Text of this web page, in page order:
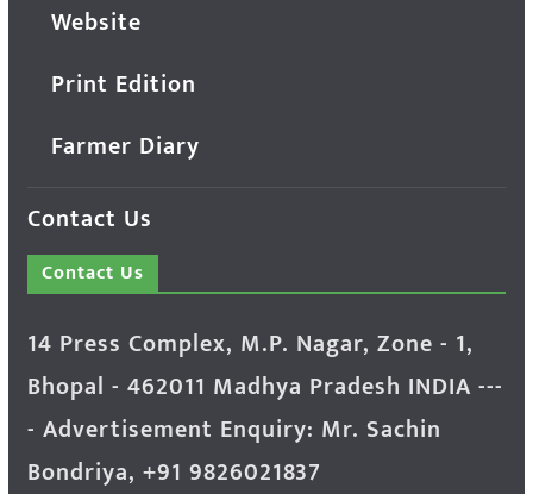
Website
Print Edition
Farmer Diary
Contact Us
Contact Us
14 Press Complex, M.P. Nagar, Zone - 1,
Bhopal - 462011 Madhya Pradesh INDIA ---
- Advertisement Enquiry: Mr. Sachin
Bondriya, +91 9826021837